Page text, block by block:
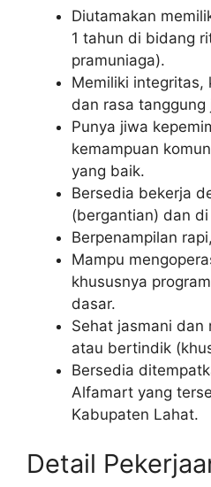
Diutamakan
1 tahun di bidang
pramuniaga).
Memiliki integritas,
dan rasa
Punya jiwa
kemampuan
yang baik.
Bersedia bekerja
(bergantian) dan
Berpenampilan
Mampu
khususnya
dasar.
Sehat jasmani
atau bertindik
Bersedia
Alfamart yang
Kabupaten Lahat.
Detail